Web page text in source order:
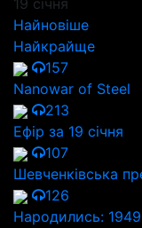
19 січня
Найновіше
Найкрайще
157
Nanowar of Steel
213
Ефір за 19 січня
107
Шевченківська
126
Народились: